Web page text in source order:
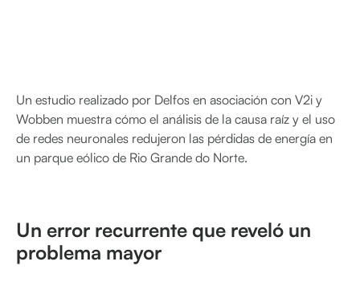
Un estudio realizado por Delfos en asociación con V2i y
Wobben muestra cómo el análisis de la causa raíz y el uso
de redes neuronales redujeron las pérdidas de energía en
un parque eólico de Rio Grande do Norte.
Un error recurrente que reveló un
problema mayor